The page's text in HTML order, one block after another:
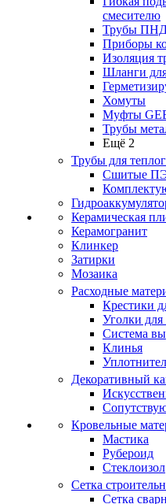
смесителю
Трубы
Приборы
Изоляция
Шланги
Хомуты
Муфты
Трубы
Ещё 2
Трубы для
Сшитые
Керамическая
Керамогранит
Клинкер
Затирки
Мозаика
Расходные
Крестики
Уголки для
Система
Клинья
Декоративный
Кровельные
Мастика
Рубероид
Стеклоизол
Сетка
Сетка